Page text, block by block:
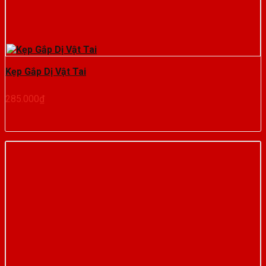
Kẹp Gắp Dị Vật Tai
285.000₫